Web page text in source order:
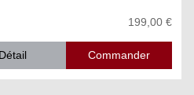
199,00 €
Détail